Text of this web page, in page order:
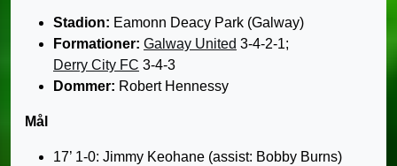
Stadion: Eamonn Deacy Park (Galway)
Formationer: Galway United 3-4-2-1;
Derry City FC 3-4-3
Dommer: Robert Hennessy
Mål
17’ 1-0: Jimmy Keohane (assist: Bobby Burns)